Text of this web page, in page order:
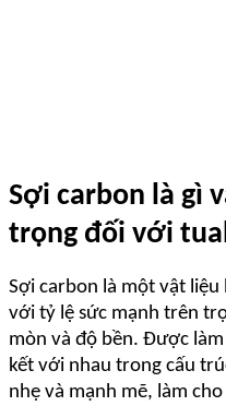
Sợi carbon là gì
trọng đối với
Sợi carbon là một vật
với tỷ lệ sức mạnh trên
mòn và độ bền. Được
kết với nhau trong cấu
nhẹ và mạnh mẽ, làm